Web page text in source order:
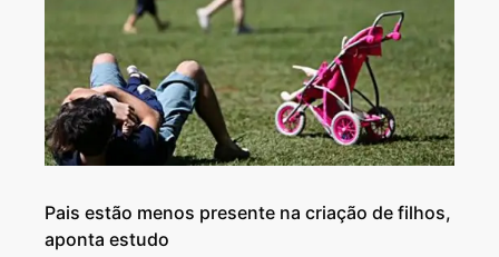
Pais estão menos presente na criação de filhos,
aponta estudo